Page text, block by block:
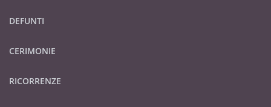
DEFUNTI
CERIMONIE
RICORRENZE